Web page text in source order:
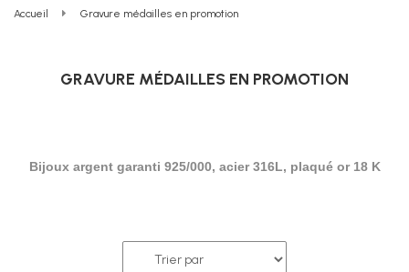
Accueil Gravure médailles en promotion
GRAVURE MÉDAILLES EN PROMOTION
Bijoux argent garanti 925/000, acier 316L, plaqué or 18 K